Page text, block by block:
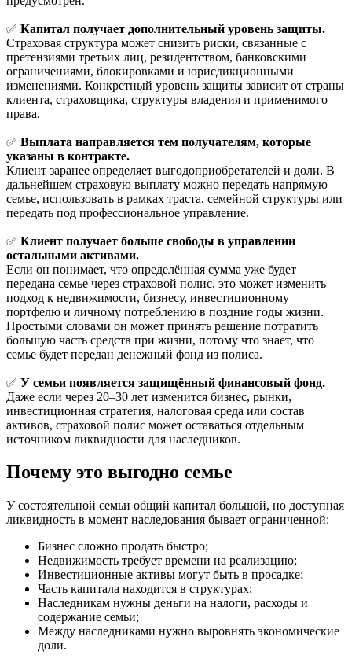
✅ Капитал получает дополнительный уровень защиты.
Страховая структура может снизить риски, связанные с
претензиями третьих лиц, резидентством, банковскими
ограничениями, блокировками и юрисдикционными
изменениями. Конкретный уровень защиты зависит от страны
клиента, страховщика, структуры владения и применимого
права.
✅ Выплата направляется тем получателям, которые
указаны в контракте.
Клиент заранее определяет выгодоприобретателей и доли. В
дальнейшем страховую выплату можно передать напрямую
семье, использовать в рамках траста, семейной структуры или
передать под профессиональное управление.
✅ Клиент получает больше свободы в управлении
остальными активами.
Если он понимает, что определённая сумма уже будет
передана семье через страховой полис, это может изменить
подход к недвижимости, бизнесу, инвестиционному
портфелю и личному потреблению в поздние годы жизни.
Простыми словами он может принять решение потратить
большую часть средств при жизни, потому что знает, что
семье будет передан денежный фонд из полиса.
✅ У семьи появляется защищённый финансовый фонд.
Даже если через 20–30 лет изменится бизнес, рынки,
инвестиционная стратегия, налоговая среда или состав
активов, страховой полис может оставаться отдельным
источником ликвидности для наследников.
Почему это выгодно семье
У состоятельной семьи общий капитал большой, но доступная
ликвидность в момент наследования бывает ограниченной:
Бизнес сложно продать быстро;
Недвижимость требует времени на реализацию;
Инвестиционные активы могут быть в просадке;
Часть капитала находится в структурах;
Наследникам нужны деньги на налоги, расходы и
содержание семьи;
Между наследниками нужно выровнять экономические
доли.